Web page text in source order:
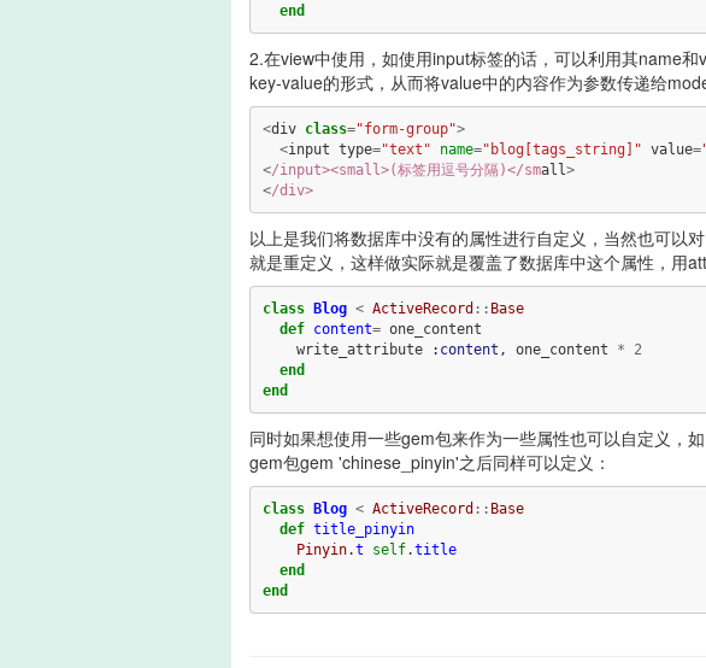
end
2.在view中使用，如使用input标签的话，可以利用其name
key-value的形式，从而将value中的内容作为参数传递给
<div class="form-group">
<input type="text" name="blog[tags_string]" value=
</input><small>(标签用逗号分隔)</small >
<
/div>
以上是我们将数据库中没有的属性进行自定义，当然也可以
就是重定义，这样做实际就是覆盖了数据库中这个属性，用
class Blog < ActiveRecord :: Base
def
content= one_content
write_attribute
:content , one_content *
2
end
end
同时如果想使用一些gem包来作为一些属性也可以自定义，
gem包gem 'chinese_pinyin'之后同样可以定义：
class Blog < ActiveRecord :: Base
def title_pinyin
Pinyin.t self.title
end
end